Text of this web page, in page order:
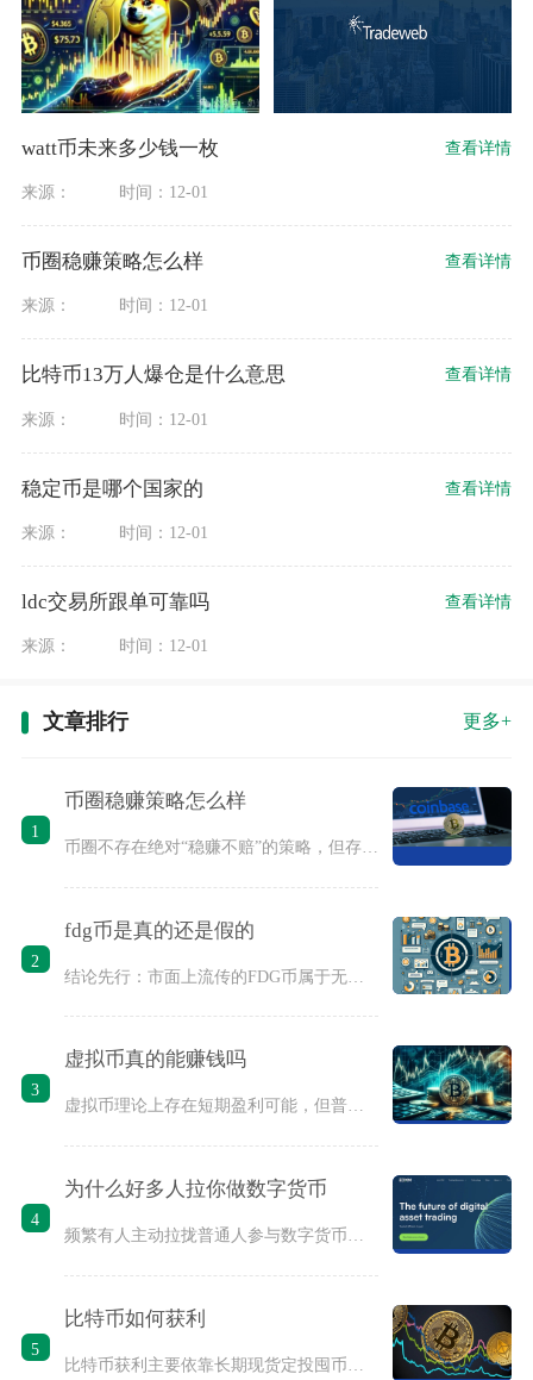
watt币未来多少钱一枚 查看详情
来源： 时间：12-01
币圈稳赚策略怎么样 查看详情
来源： 时间：12-01
比特币13万人爆仓是什么意思 查看详情
来源： 时间：12-01
稳定币是哪个国家的 查看详情
来源： 时间：12-01
ldc交易所跟单可靠吗 查看详情
来源： 时间：12-01
文章排行 更多+
1
币圈稳赚策略怎么样
2
fdg币是真的还是假的
结论先行：市面上流传的FDG币属于无合规背书、无落地应用、信
3
虚拟币真的能赚钱吗
虚拟币理论上存在短期盈利可能，但普通散户长期稳定赚钱的概率极
4
为什么好多人拉你做数字货币
5
比特币如何获利